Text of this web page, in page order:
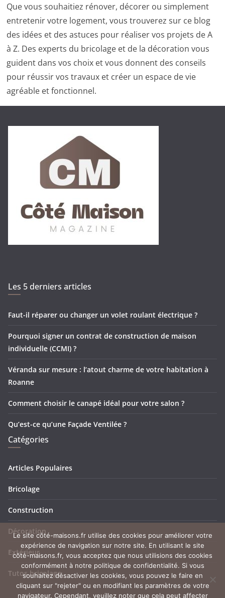
Que vous souhaitiez rénover, décorer ou simplement
entretenir votre logement, vous trouverez sur ce blog
des idées et des astuces pour réaliser vos projets de A
à Z. Des experts du bricolage et de la décoration vous
guident dans vos choix et vous donnent des conseils
pour réussir vos travaux et créer un espace de vie
agréable et fonctionnel.
Les 5 derniers articles
Faut-il réparer ou changer un volet roulant électrique ?
Pourquoi signer un contrat de construction de maison
individuelle (CCMI) ?
Véranda sur mesure : l’atout charme de votre habitation à
Roanne
Comment choisir le canapé idéal pour votre salon ?
Qu’est-ce qu’une Façade Ventilée ?
Catégories
Articles Populaires
Bricolage
Construction
Décoration
Extérieur
Tutos bricolage
Le site côté-maisons.fr utilise des cookies pour améliorer votre
expérience de navigation sur notre site. En utilisant le site
côté-maisons.fr, vous acceptez que nous utilisions des cookies
conformément à notre politique de confidentialité. Si vous
souhaitez désactiver les cookies, vous pouvez le faire en
cliquant sur "rejeter" ou en modifiant les paramètres de votre
navigateur. Cependant, veuillez noter que cela peut affecter